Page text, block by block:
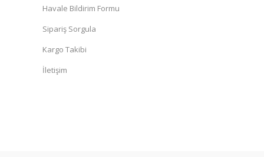
Havale Bildirim Formu
Sipariş Sorgula
Kargo Takibi
İletişim